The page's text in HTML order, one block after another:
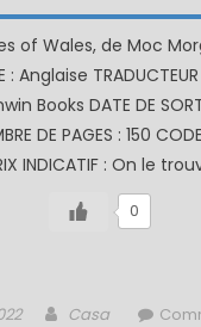
of Wales, de Moc
: Anglaise
Books DATE DE
DE PAGES : 150
INDICATIF : On le
0
Author
Casa